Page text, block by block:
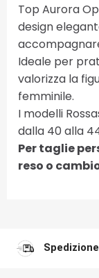
Top Aurora
design
Ideale per
valorizza la
femminile.
I modelli
dalla 40 alla
Per taglie
reso o